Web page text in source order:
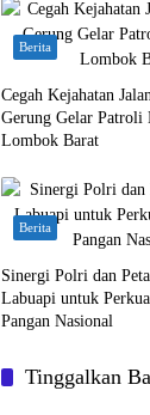
Berita
Cegah Kejahatan
Gerung Gelar Patroli
Lombok Barat
Berita
Sinergi Polri dan
Labuapi untuk
Pangan Nasional
Tinggalkan